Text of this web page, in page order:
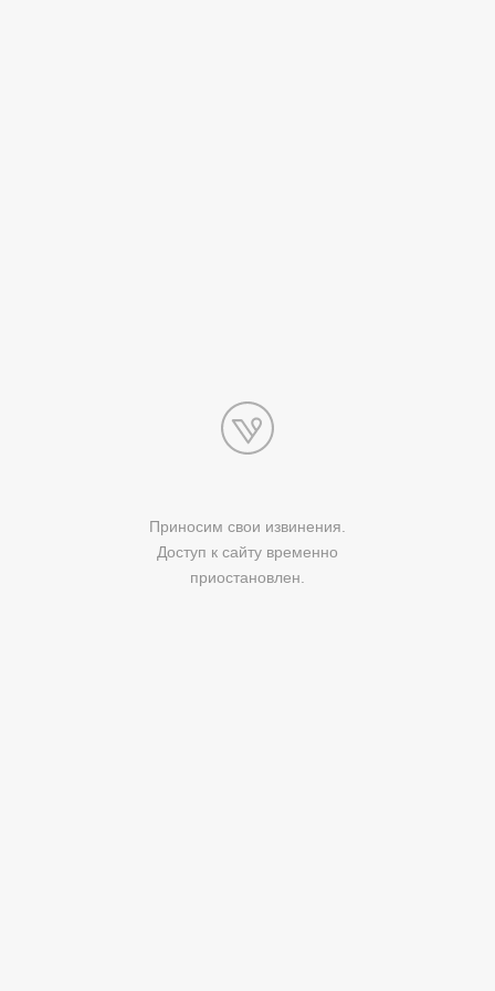
Приносим свои извинения.
Доступ к сайту временно
приостановлен.